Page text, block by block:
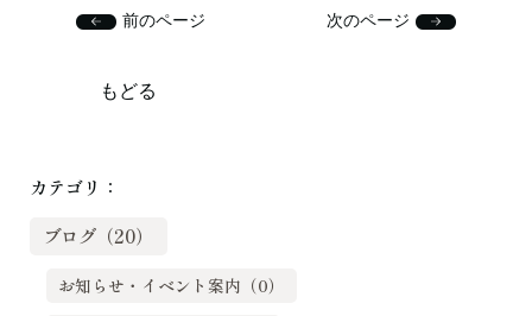
前のページ
もどる
次のページ
カテゴリ：
ブログ（20）
お知らせ・イベント案内（0）